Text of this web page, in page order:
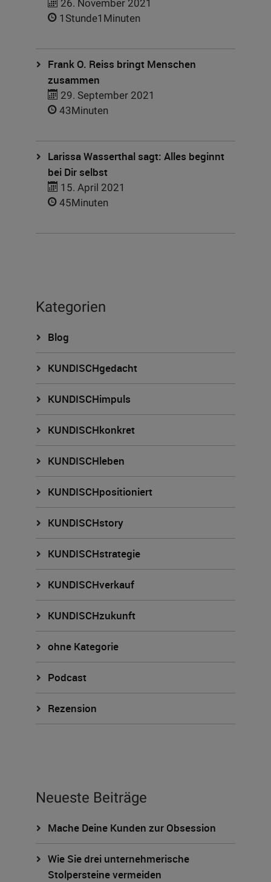
26. November 2021
1Stunde1Minuten
Frank O. Reiss bringt Menschen
zusammen
29. September 2021
43Minuten
Larissa Wasserthal sagt: Alles beginnt
bei Dir selbst
15. April 2021
45Minuten
Kategorien
Blog
KUNDISCHgedacht
KUNDISCHimpuls
KUNDISCHkonkret
KUNDISCHleben
KUNDISCHpositioniert
KUNDISCHstory
KUNDISCHstrategie
KUNDISCHverkauf
KUNDISCHzukunft
ohne Kategorie
Podcast
Rezension
Neueste Beiträge
Mache Deine Kunden zur Obsession
Wie Sie drei unternehmerische
Stolpersteine vermeiden